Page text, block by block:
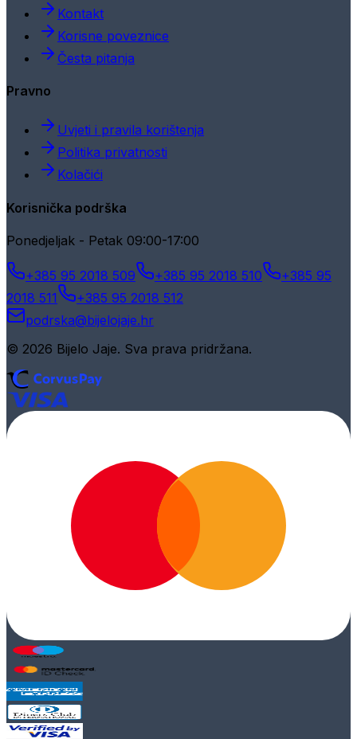
Kontakt
Korisne poveznice
Česta pitanja
Pravno
Uvjeti i pravila korištenja
Politika privatnosti
Kolačići
Korisnička podrška
Ponedjeljak - Petak 09:00-17:00
+385 95 2018 509 +385 95 2018 510
+385 95
2018 511
+385 95 2018 512
podrska@bijelojaje.hr
© 2026 Bijelo Jaje. Sva prava pridržana.